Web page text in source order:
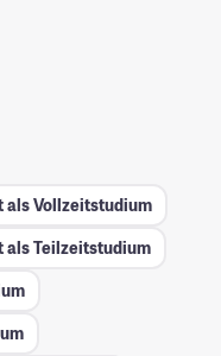
als Vollzeitstudium
als Teilzeitstudium